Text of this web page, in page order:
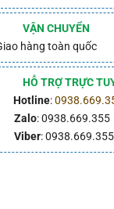
VẬN CHUYỂN
hàng toàn quốc
HỖ TRỢ TRỰC
Hotline:
Zalo: 0938.669.355
Viber: 0938.669.355